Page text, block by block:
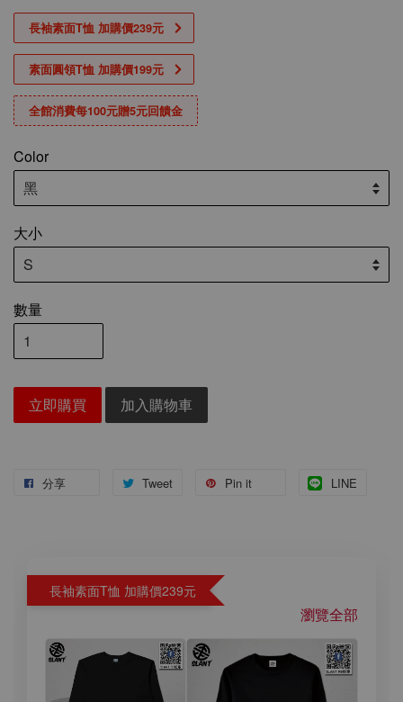
長袖素面T恤 加購價239元
素面圓領T恤 加購價199元
全館消費每100元贈5元回饋金
Color
大小
數量
立即購買 加入購物車
分享 Tweet Pin it LINE
長袖素面T恤 加購價239元
瀏覽全部